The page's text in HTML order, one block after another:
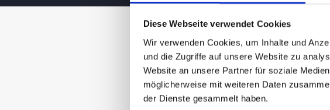
Diese Webseite verwendet Cookies
Wir verwenden Cookies, um Inhalte und
und die Zugriffe auf unsere Website zu
Website an unsere Partner für soziale
möglicherweise mit weiteren Daten
der Dienste gesammelt haben.